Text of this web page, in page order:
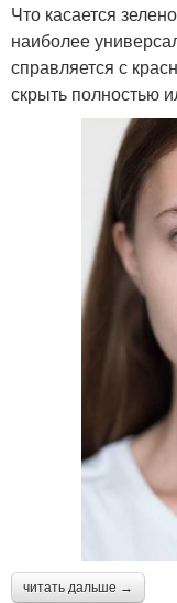
Что касается
наиболее
справляется с
скрыть полностью
читать дальше →